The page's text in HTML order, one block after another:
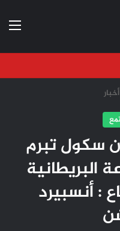
أخبار
سكول تبرم
البريطانية
: أنسبيرد